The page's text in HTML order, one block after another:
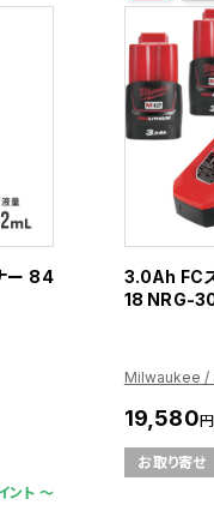
ー 84
ント 〜
3.0Ah FC
18 NRG-
Milwaukee /
19,580円
お取り寄せ